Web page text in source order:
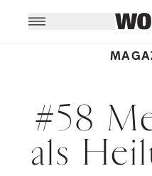
#58
als